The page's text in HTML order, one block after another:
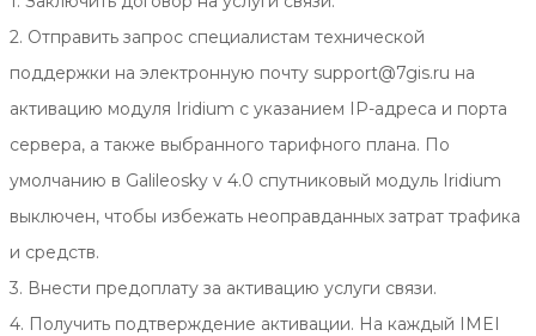
2. Отправить запрос специалистам технической
поддержки на электронную почту support@7gis.ru на
активацию модуля Iridium c указанием IP-адреса и порта
сервера, а также выбранного тарифного плана. По
умолчанию в Galileosky v 4.0 спутниковый модуль Iridium
выключен, чтобы избежать неоправданных затрат трафика
и средств.
3. Внести предоплату за активацию услуги связи.
4. Получить подтверждение активации. На каждый IMEI